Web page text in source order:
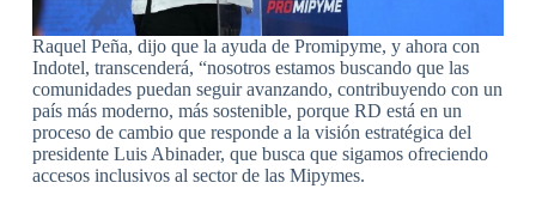
Raquel Peña, dijo que la ayuda de Promipyme, y ahora con
Indotel, transcenderá, “nosotros estamos buscando que las
comunidades puedan seguir avanzando, contribuyendo con un
país más moderno, más sostenible, porque RD está en un
proceso de cambio que responde a la visión estratégica del
presidente Luis Abinader, que busca que sigamos ofreciendo
accesos inclusivos al sector de las Mipymes.